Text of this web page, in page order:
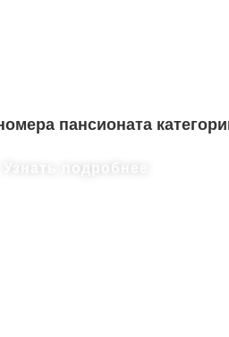
пансионата
Узнать подробнее